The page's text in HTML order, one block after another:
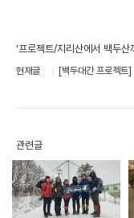
'프로젝트/지리산에서 백두산
현재글 [백두대간 프로젝트]
관련글